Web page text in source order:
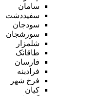
سامان
سفیددشت
سودجان
سورشجان
شلمزار
طاقانک
فارسان
فرادبنه
فرخ شهر
کیان